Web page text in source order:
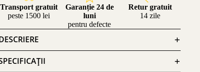
Transport gratuit
peste 1500 lei
Garanție 24 de
luni
pentru defecte
Retur gratuit
14 zile